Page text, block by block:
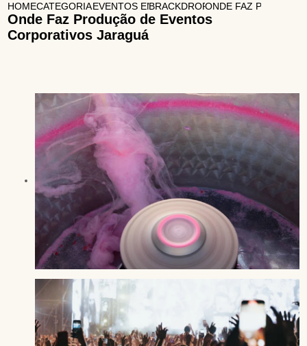
HOMECATEGORIASEVENTOS EMPRESARIAIS
BRACKDROP PARA EVENTOS
ONDE FAZ
Onde Faz Produção de Eventos
Corporativos Jaraguá